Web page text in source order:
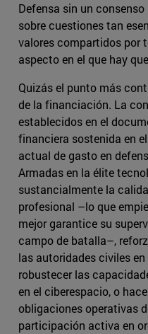
Defensa sin un
sobre cuestiones tan
valores compartidos por
aspecto en el que hay
Quizás el punto más
de la financiación. La
establecidos en el
financiera sostenida en
actual de gasto en
Armadas en la élite
sustancialmente la
profesional –lo que
mejor garantice su
campo de batalla–,
las autoridades civiles
robustecer las
en el ciberespacio, o
obligaciones operativas
participación activa en